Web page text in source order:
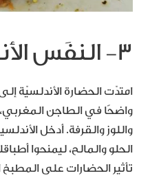
٣- النفَس الأندلسي
امتدّت الحضارة الأندلسيّة
واضحًا في الطاجن
واللوز والقرفة. أدخل
الحلو والمالح، ليمنحوا
تأثير الحضارات على